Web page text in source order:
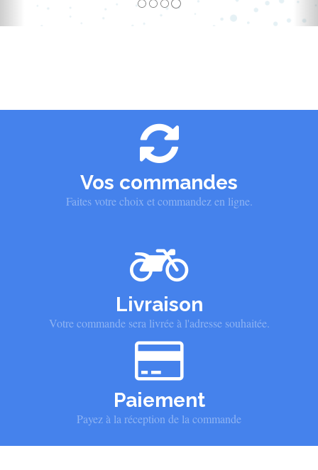
Vos commandes
Faites votre choix et commandez en ligne.
Livraison
Votre commande sera livrée à l'adresse souhaitée.
Paiement
Payez à la réception de la commande